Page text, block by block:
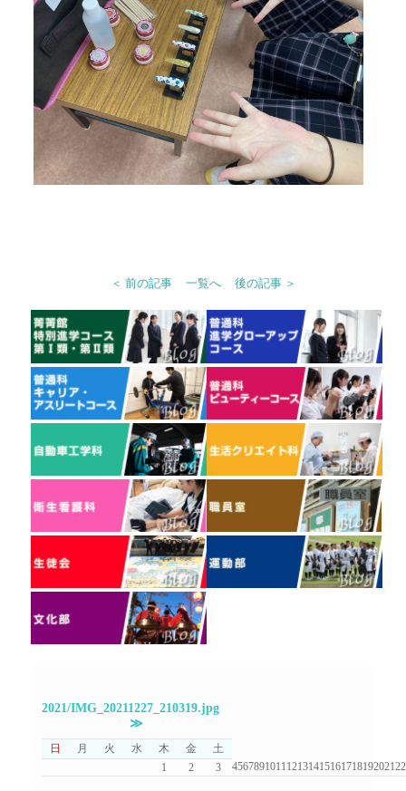
＜ 前の記事 一覧へ 後の記事 ＞
2021/IMG_20211227_210319.jpg
≫
日 月 火 水 木 金
土
1
2 3 4567891011 12131415161718192021 22